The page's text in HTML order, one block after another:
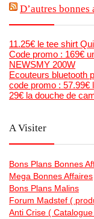
D’autres bonnes
11.25€ le tee shirt
Code promo : 169€
NEWSMY 200W
Ecouteurs bluetooth
code promo : 57.99€
29€ la douche de
A Visiter
Bons Plans Bonnes
Mega Bonnes Affaires
Bons Plans Malins
Forum Madstef (
Anti Crise (